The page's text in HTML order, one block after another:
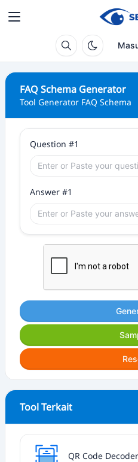
FAQ Schema Generator
Tool Generator FAQ Schema
Question #1
Answer #1
Tool Terkait
QR Code Decoder